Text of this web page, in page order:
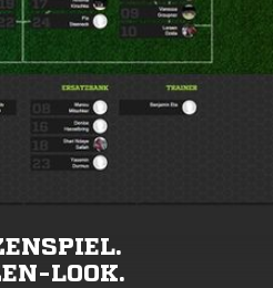
LOOK.